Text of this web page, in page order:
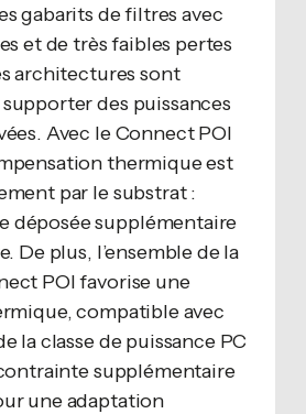
gabarits de filtres avec
et de très faibles pertes
architectures sont
des puissances
Avec le Connect POI
thermique est
par le substrat :
déposée supplémentaire
De plus, l’ensemble de la
POI favorise une
compatible avec
la classe de puissance PC
supplémentaire
une adaptation